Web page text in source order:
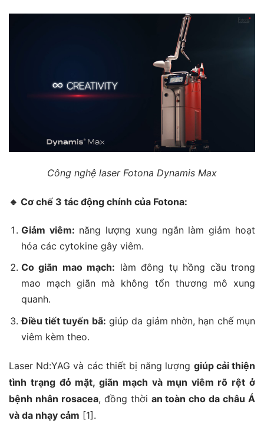
Công nghệ laser Fotona Dynamis Max
🔹 Cơ chế 3 tác động chính của Fotona:
Giảm viêm: năng lượng xung ngắn làm giảm hoạt
hóa các cytokine gây viêm.
Co giãn mao mạch: làm đông tụ hồng cầu trong
mao mạch giãn mà không tổn thương mô xung
quanh.
Điều tiết tuyến bã: giúp da giảm nhờn, hạn chế mụn
viêm kèm theo.
Laser Nd:YAG và các thiết bị năng lượng giúp cải thiện
tình trạng đỏ mặt, giãn mạch và mụn viêm rõ rệt ở
bệnh nhân rosacea, đồng thời an toàn cho da châu Á
và da nhạy cảm [1].